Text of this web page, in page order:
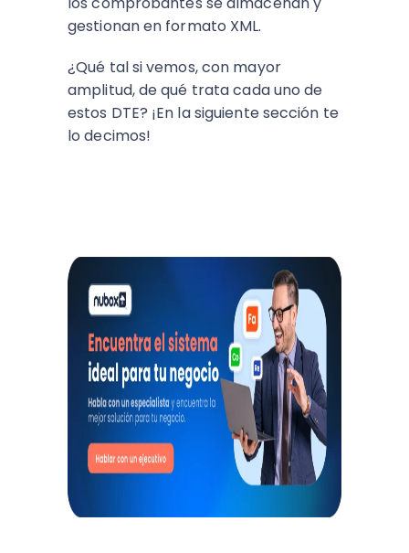
gestionan en formato XML.
¿Qué tal si vemos, con mayor
amplitud, de qué trata cada uno de
estos DTE? ¡En la siguiente sección te
lo decimos!